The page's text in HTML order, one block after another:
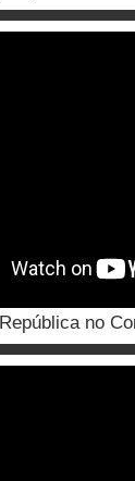
no